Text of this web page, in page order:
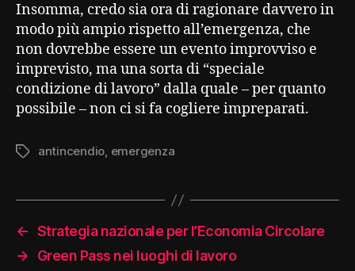
Insomma, credo sia ora di ragionare davvero in
modo più ampio rispetto all’emergenza, che
non dovrebbe essere un evento improvviso e
imprevisto, ma una sorta di “speciale
condizione di lavoro” dalla quale – per quanto
possibile – non ci si fa cogliere impreparati.
Tag antincendio, emergenza
← Strategia nazionale per l’Economia Circolare
→
Green Pass nei luoghi di lavoro